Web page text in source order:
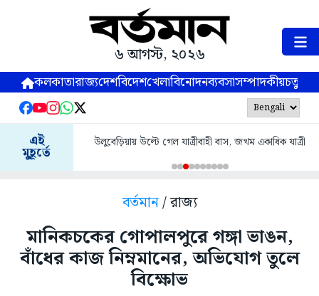
৬ আগস্ট, ২০২৬
কলকাতারাজ্যদেশবিদেশখেলাবিনোদনব্যবসাসম্পাদকীয়
এই
মুহূর্তে
উলুবেড়িয়ায় উল্টে গেল যাত্রীবাহী বাস, জখম একাধিক যাত্রী
বর্তমান/ রাজ্য
মানিকচকের গোপালপুরে গঙ্গা ভাঙন,
বাঁধের কাজ নিম্নমানের, অভিযোগ তুলে
বিক্ষোভ